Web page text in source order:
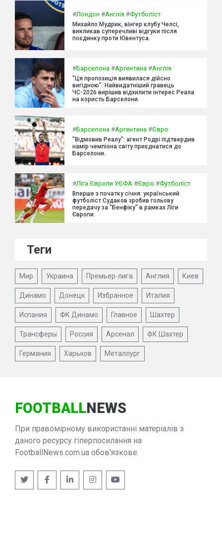
#Лондон #Англія #Футболіст
Михайло Мудрик, вінгер клубу Челсі,
викликав суперечливі відгуки після
поєдинку проти Ювентуса.
#Барселона #Аргентина #Англія
"Ця пропозиція виявилася дійсно
вигідною". Найвидатніший гравець
ЧС-2026 вирішив відхилити інтерес Реала
на користь Барселони.
#Барселона #Аргентина #Євро
"Відмовив Реалу": агент Родрі підтвердив
намір чемпіона світу приєднатися до
Барселони.
#Ліга Європи УЄФА #Євро #Футболіст
Вперше з початку січня: український
футболіст Судаков зробив гольову
передачу за "Бенфіку" в рамках Ліги
Європи.
Теги
Мир Украина Премьер-лига Англия Киев
Динамо Донецк Избранное Италия
Испания ФК Динамо Главное Шахтер
Трансферы Россия Арсенал ФК Шахтер
Германия Харьков Металлург
FOOTBALLNEWS
При правомірному використанні матеріалів з
даного ресурсу гіперпосилання на
FootballNews.com.ua обов'язкове.